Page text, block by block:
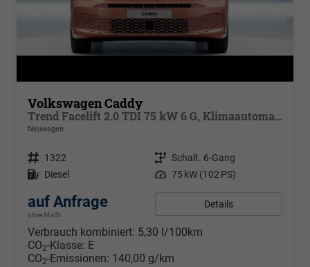
Volkswagen Caddy
Trend Facelift 2.0 TDI 75 kW 6 G, Klimaautomatik, 5 Sitze, Zuziehhilfe Schiebetüren + Heckklappe, PDC v+h, ACC, Side Assist Blind Spot, Ausparkhilfe, Ausstiegswarner, Digital Cockpit PRO, Radioanlage Navigationsvorbereituing,, Mittearmlehne verstellbar
Neuwagen
Fahrzeugnr. 1322 Getriebe Schalt. 6-Gang
Kraftstoff Diesel Leistung 75 kW (102 PS)
auf Anfrage
ohne MwSt.
Details
Verbrauch kombiniert: 5,30 l/100km
CO2-Klasse: E
CO2-Emissionen: 140,00 g/km